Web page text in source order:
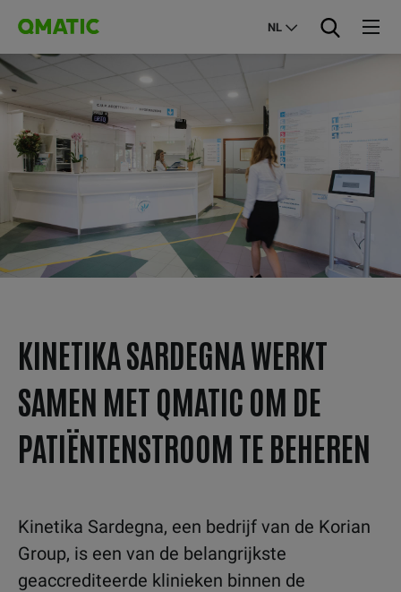
NL
KINETIKA SARDEGNA WERKT
SAMEN MET QMATIC OM DE
PATIËNTENSTROOM TE BEHEREN
Kinetika Sardegna, een bedrijf van de Korian
Group, is een van de belangrijkste
geaccrediteerde klinieken binnen de